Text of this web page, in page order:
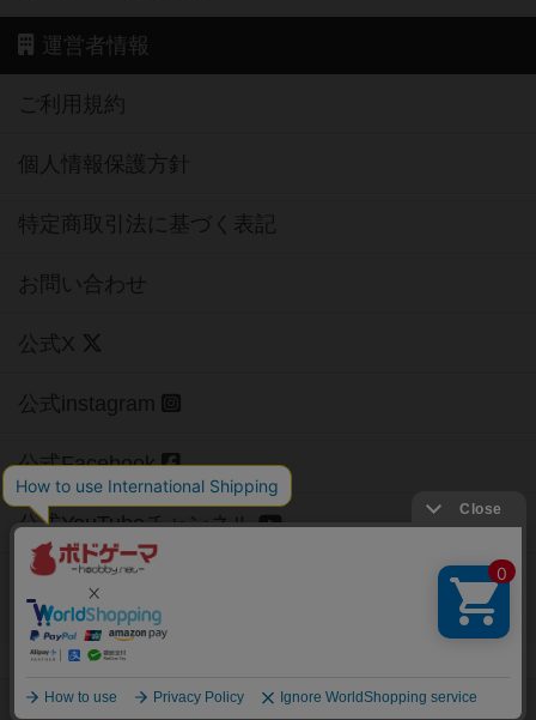
運営者情報
ご利用規約
個人情報保護方針
特定商取引法に基づく表記
お問い合わせ
公式X
公式instagram
公式Facebook
公式YouTubeチャンネル